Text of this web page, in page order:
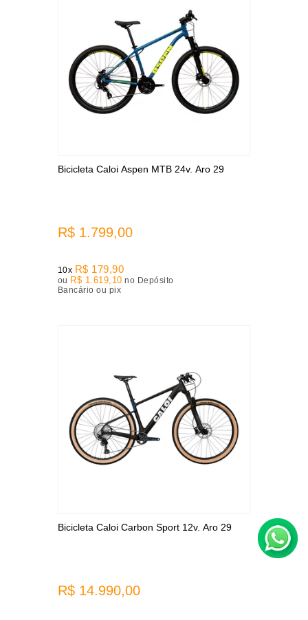
Bicicleta Caloi Aspen MTB 24v. Aro 29
R$ 1.799,00
10x R$ 179,90
ou R$ 1.619,10 no Depósito
Bancário ou pix
Bicicleta Caloi Carbon Sport 12v. Aro 29
R$ 14.990,00